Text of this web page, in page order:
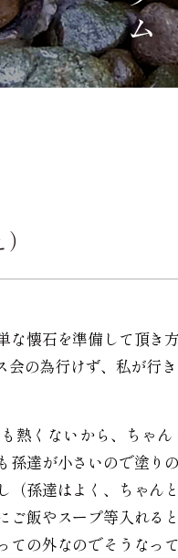
な懐石を準備して頂き
の為行けず、私が行き
熱くないから、ちゃ
孫達が小さいので塗り
（孫達はよく、ちゃん
ご飯やスープ等入れる
ての外なのでそうなっ